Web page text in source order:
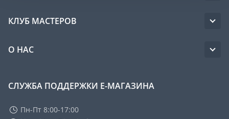
КЛУБ МАСТЕРОВ
О НАС
СЛУЖБА ПОДДЕРЖКИ Е-МАГАЗИНА
Пн-Пт 8:00-17:00